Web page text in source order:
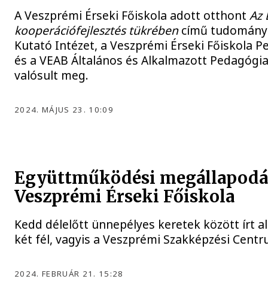
A Veszprémi Érseki Főiskola adott otthontAz
kooperációfejlesztés tükrébencímű
Kutató Intézet, a Veszprémi Érseki Főiskola
és a VEAB Általános és Alkalmazott
valósult meg.
2024. MÁJUS 23. 10:09
Együttműködési
Veszprémi Érseki Főiskola
Kedd délelőtt ünnepélyes keretek között írt
két fél, vagyis a Veszprémi Szakképzési
2024. FEBRUÁR 21. 15:28